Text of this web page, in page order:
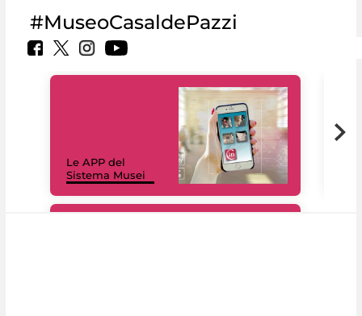
#MuseoCasaldePazzi
Le APP del
Sistema Musei